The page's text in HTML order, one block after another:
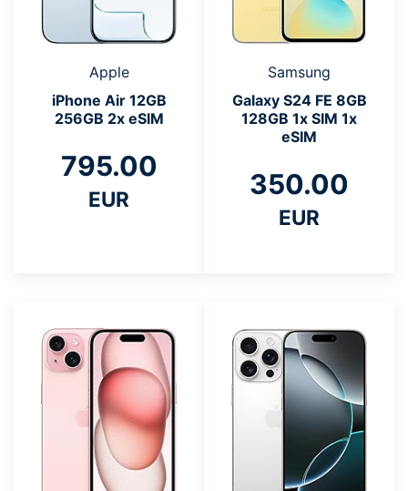
Apple
iPhone Air 12GB
256GB 2x eSIM
795.00
EUR
Samsung
Galaxy S24 FE 8GB
128GB 1x SIM 1x
eSIM
350.00
EUR